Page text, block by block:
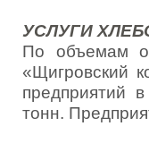
УСЛУГИ
По объемам
«Щигровский
предприятий
тонн.